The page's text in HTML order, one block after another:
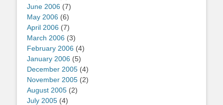
June 2006 (7)
May 2006 (6)
April 2006 (7)
March 2006 (3)
February 2006 (4)
January 2006 (5)
December 2005 (4)
November 2005 (2)
August 2005 (2)
July 2005 (4)